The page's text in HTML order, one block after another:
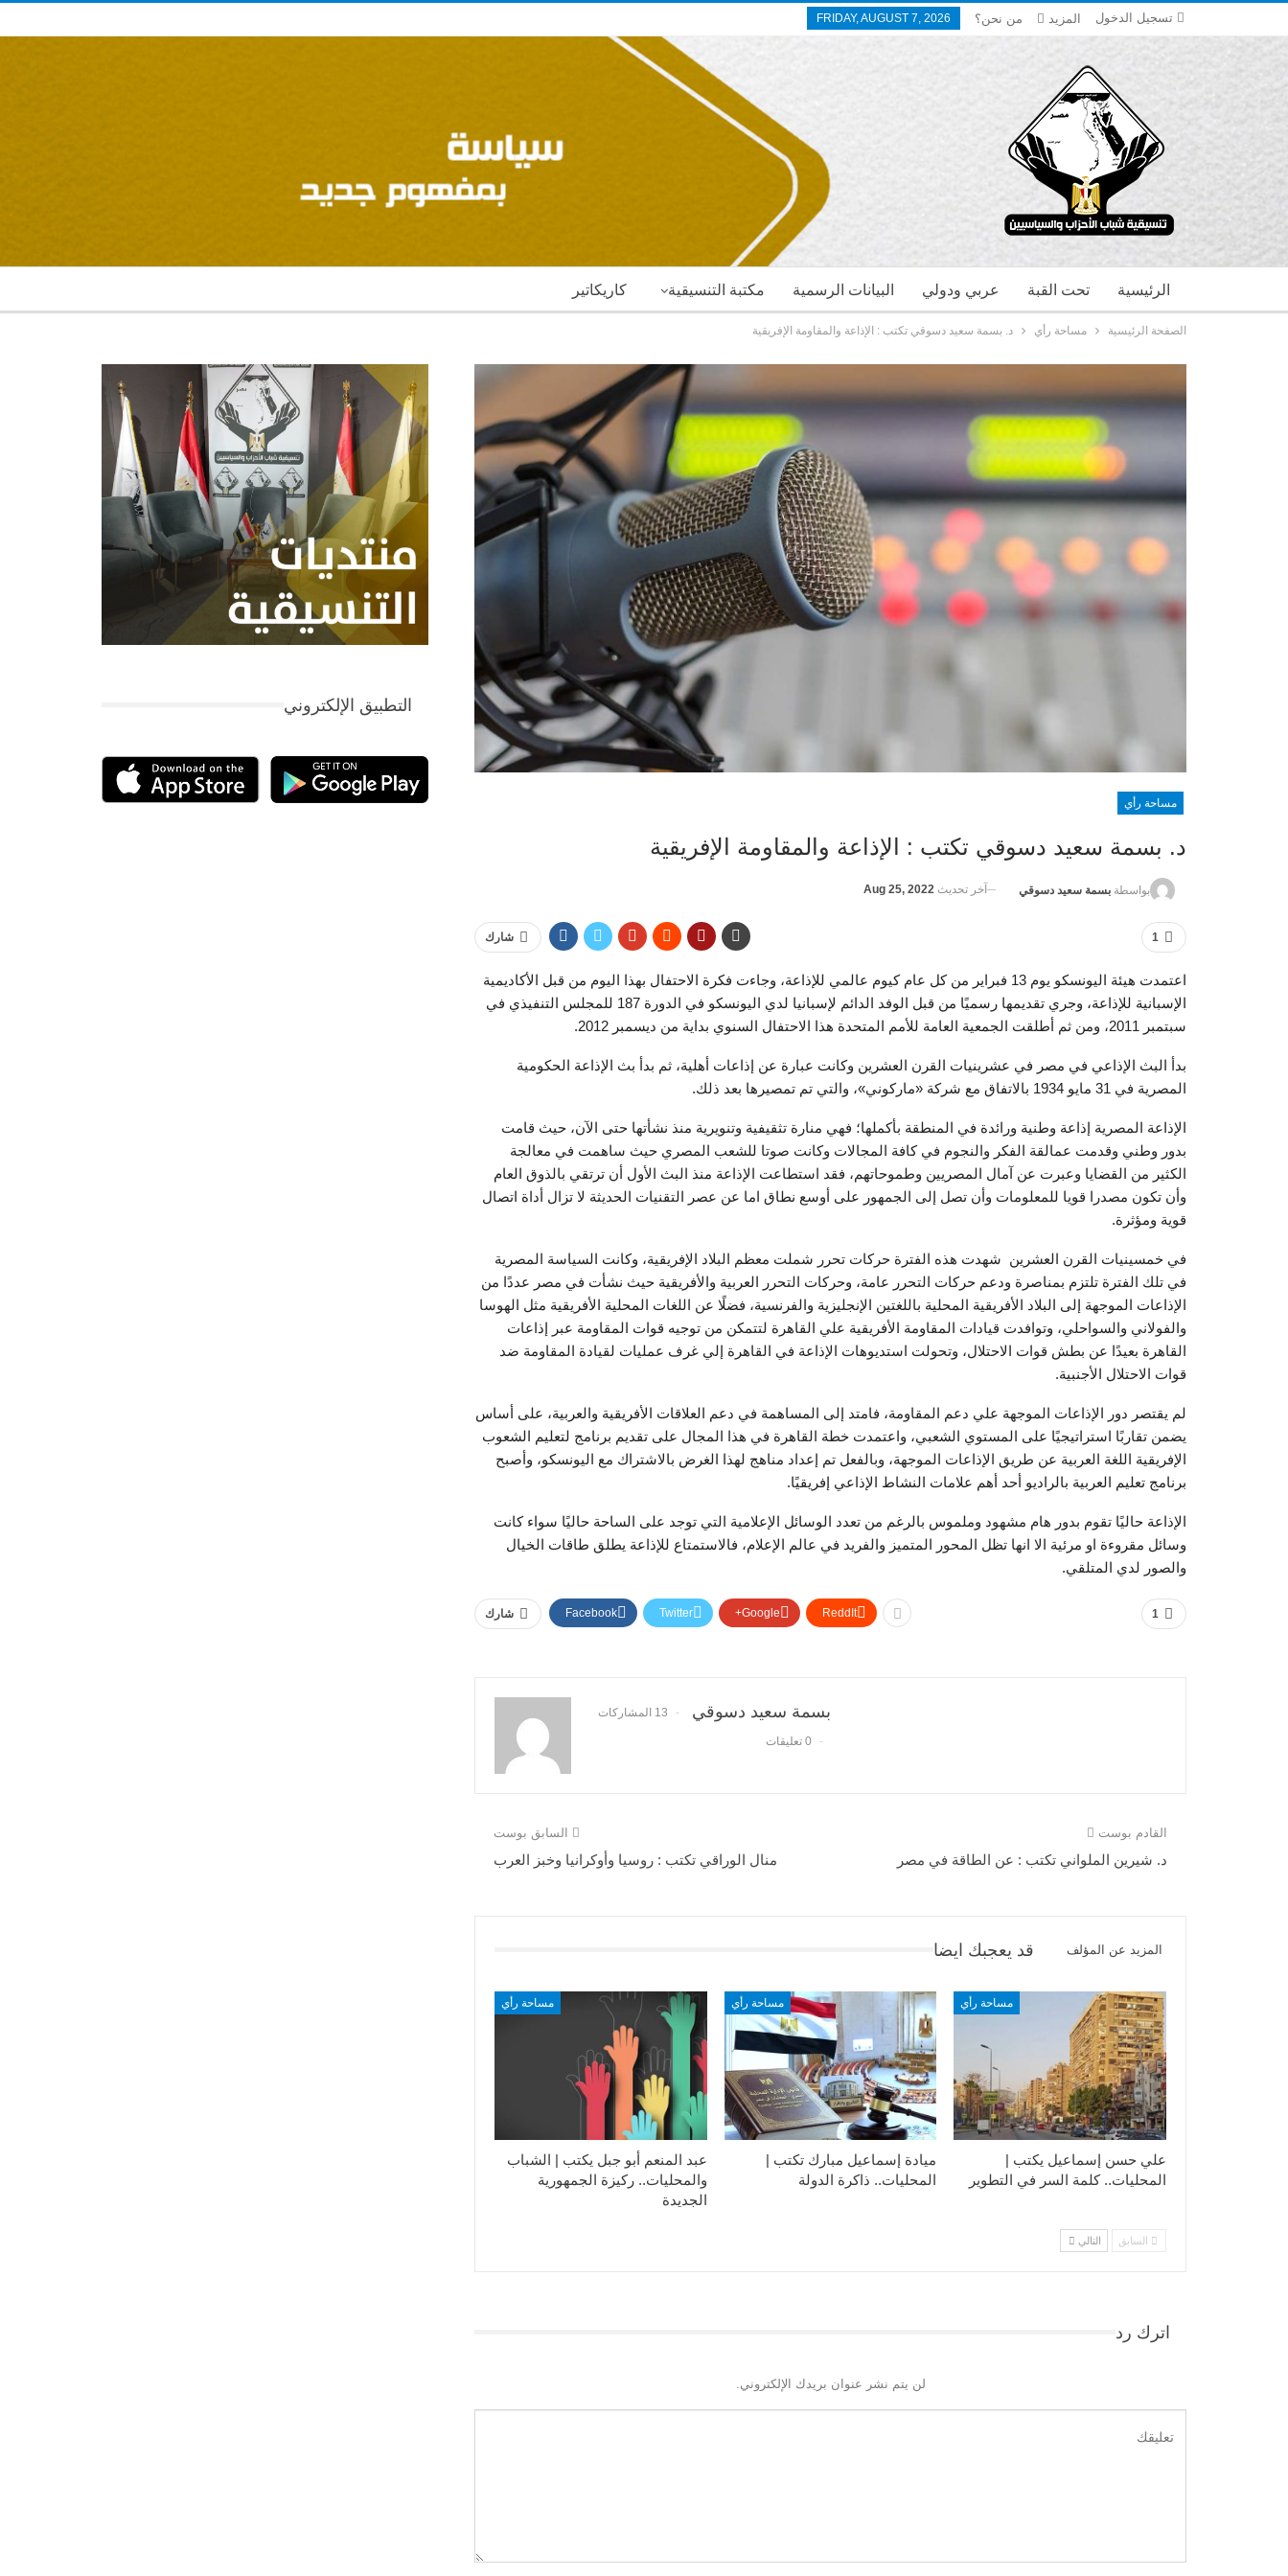
تسجيل الدخول FRIDAY, AUGUST 7, 2026 من نحن؟ المزيد
كاريكاتير مكتبة التنسيقية البيانات الرسمية عربي ودولي تحت القبة الرئيسية
الصفحة الرئيسية مساحة رأي د. بسمة سعيد دسوقي تكتب : الإذاعة والمقاومة الإفريقية
مساحة رأي
د. بسمة سعيد دسوقي تكتب : الإذاعة والمقاومة الإفريقية
بواسطة بسمة سعيد دسوقي آخر تحديث Aug 25, 2022
1 شارك
اعتمدت هيئة اليونسكو يوم 13 فبراير من كل عام كيوم عالمي للإذاعة، وجاءت فكرة الاحتفال بهذا اليوم من قبل الأكاديمية
الإسبانية للإذاعة، وجري تقديمها رسميًا من قبل الوفد الدائم لإسبانيا لدي اليونسكو في الدورة 187 للمجلس التنفيذي في
سبتمبر 2011، ومن ثم أطلقت الجمعية العامة للأمم المتحدة هذا الاحتفال السنوي بداية من ديسمبر 2012.
بدأ البث الإذاعي في مصر في عشرينيات القرن العشرين وكانت عبارة عن إذاعات أهلية، ثم بدأ بث الإذاعة الحكومية
المصرية في 31 مايو 1934 بالاتفاق مع شركة «ماركوني»، والتي تم تمصيرها بعد ذلك.
الإذاعة المصرية إذاعة وطنية ورائدة في المنطقة بأكملها؛ فهي منارة تثقيفية وتنويرية منذ نشأتها حتى الآن، حيث قامت
بدور وطني وقدمت عمالقة الفكر والنجوم في كافة المجالات وكانت صوتا للشعب المصري حيث ساهمت في معالجة
الكثير من القضايا وعبرت عن آمال المصريين وطموحاتهم، فقد استطاعت الإذاعة منذ البث الأول أن ترتقي بالذوق العام
وأن تكون مصدرا قويا للمعلومات وأن تصل إلى الجمهور على أوسع نطاق اما عن عصر التقنيات الحديثة لا تزال أداة اتصال
قوية ومؤثرة.
في خمسينيات القرن العشرين شهدت هذه الفترة حركات تحرر شملت معظم البلاد الإفريقية، وكانت السياسة المصرية
في تلك الفترة تلتزم بمناصرة ودعم حركات التحرر عامة، وحركات التحرر العربية والأفريقية حيث نشأت في مصر عددًا من
الإذاعات الموجهة إلى البلاد الأفريقية المحلية باللغتين الإنجليزية والفرنسية، فضلًا عن اللغات المحلية الأفريقية مثل الهوسا
والفولاني والسواحلي، وتوافدت قيادات المقاومة الأفريقية علي القاهرة لتتمكن من توجيه قوات المقاومة عبر إذاعات
القاهرة بعيدًا عن بطش قوات الاحتلال، وتحولت استديوهات الإذاعة في القاهرة إلي غرف عمليات لقيادة المقاومة ضد
قوات الاحتلال الأجنبية.
لم يقتصر دور الإذاعات الموجهة علي دعم المقاومة، فامتد إلى المساهمة في دعم العلاقات الأفريقية والعربية، على أساس
يضمن تقاربًا استراتيجيًا على المستوي الشعبي، واعتمدت خطة القاهرة في هذا المجال على تقديم برنامج لتعليم الشعوب
الإفريقية اللغة العربية عن طريق الإذاعات الموجهة، وبالفعل تم إعداد مناهج لهذا الغرض بالاشتراك مع اليونسكو، وأصبح
برنامج تعليم العربية بالراديو أحد أهم علامات النشاط الإذاعي إفريقيًا.
الإذاعة حاليًا تقوم بدور هام مشهود وملموس بالرغم من تعدد الوسائل الإعلامية التي توجد على الساحة حاليًا سواء كانت
وسائل مقروءة او مرئية الا انها تظل المحور المتميز والفريد في عالم الإعلام، فالاستمتاع للإذاعة يطلق طاقات الخيال
والصور لدي المتلقي.
1 شارك Facebook Twitter Google+ ReddIt
بسمة سعيد دسوقي 13 المشاركات
0 تعليقات
السابق بوست
منال الوراقي تكتب : روسيا وأوكرانيا وخبز العرب
القادم بوست
د. شيرين الملواني تكتب : عن الطاقة في مصر
قد يعجبك ايضا المزيد عن المؤلف
مساحة رأي
عبد المنعم أبو جبل يكتب | الشباب
والمحليات.. ركيزة الجمهورية
الجديدة
مساحة رأي
ميادة إسماعيل مبارك تكتب |
المحليات.. ذاكرة الدولة
مساحة رأي
علي حسن إسماعيل يكتب |
المحليات.. كلمة السر في التطوير​
السابق التالي
اترك رد
لن يتم نشر عنوان بريدك الإلكتروني.
التطبيق الإلكتروني